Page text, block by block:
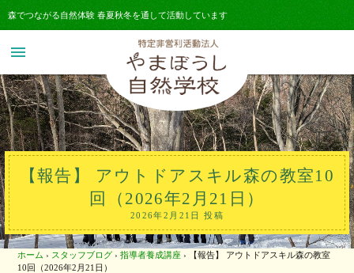
森でつながる自然体験 春夏秋冬を通して活動しています
menu
【報告】 アウトドアスキル森の教室10
回（2026年2月21日）
2026年2月21日 投稿
ホーム › スタッフブログ › 指導者養成講座 › 【報告】 アウトドアスキル森の教室
10回（2026年2月21日）